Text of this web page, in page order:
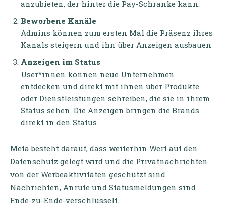
anzubieten, der hinter die Pay-Schranke kann.
Beworbene Kanäle
Admins können zum ersten Mal die Präsenz ihres
Kanals steigern und ihn über Anzeigen ausbauen
Anzeigen im Status
User*innen können neue Unternehmen
entdecken und direkt mit ihnen über Produkte
oder Dienstleistungen schreiben, die sie in ihrem
Status sehen. Die Anzeigen bringen die Brands
direkt in den Status.
Meta besteht darauf, dass weiterhin Wert auf den
Datenschutz gelegt wird und die Privatnachrichten
von der Werbeaktivitäten geschützt sind.
Nachrichten, Anrufe und Statusmeldungen sind
Ende-zu-Ende-verschlüsselt.